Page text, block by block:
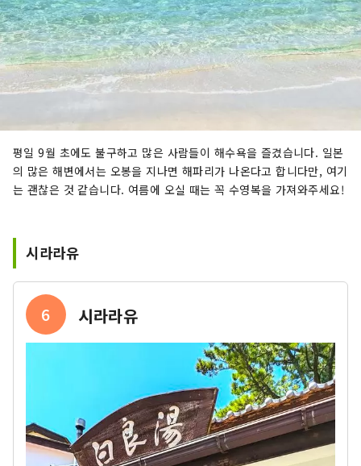
평일 9월 초에도 불구하고 많은 사람들이 해수욕을 즐겼습니다. 일본
의 많은 해변에서는 오봉을 지나면 해파리가 나온다고 합니다만, 여기
는 괜찮은 것 같습니다. 여름에 오실 때는 꼭 수영복을 가져와주세요!
시라라유
6 시라라유